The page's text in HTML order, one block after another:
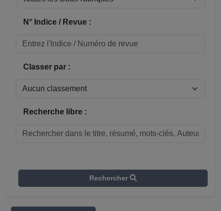
N° Indice / Revue :
Classer par :
Recherche libre :
Rechercher